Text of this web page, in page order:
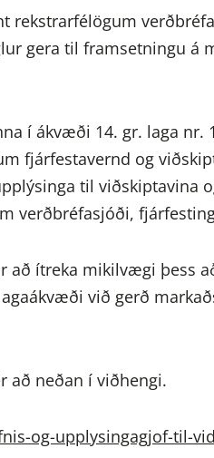
rekstrarfélögum
gera til framsetningu á
í ákvæði 14. gr. laga nr.
fjárfestavernd og
til viðskiptavina
verðbréfasjóði,
að ítreka mikilvægi þess
við gerð
að neðan í viðhengi.
og-upplysingagjof-til-